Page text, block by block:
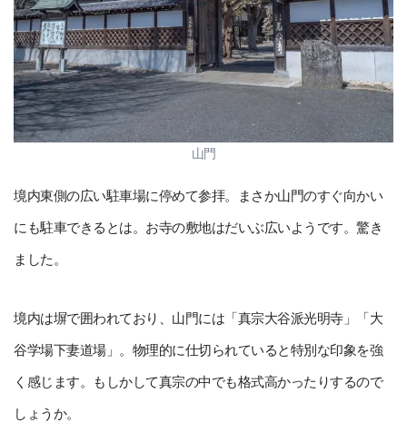
山門
境内東側の広い駐車場に停めて参拝。まさか山門のすぐ向かい
にも駐車できるとは。お寺の敷地はだいぶ広いようです。驚き
ました。
境内は塀で囲われており、山門には「真宗大谷派光明寺」「大
谷学場下妻道場」。物理的に仕切られていると特別な印象を強
く感じます。もしかして真宗の中でも格式高かったりするので
しょうか。